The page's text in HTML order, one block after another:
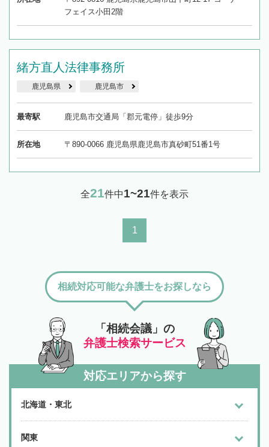
フェイス小田2階
緒方直人法律事務所
鹿児島県 鹿児島市
最寄駅 鹿児島市交通局「郡元電停」徒歩9分
所在地 〒890-0066 鹿児島県鹿児島市真砂町51番1号
全21 件中1~21件を表示
1
「相続会議」の
弁護士検索サービス
相続対応可能な弁護士をお探しなら
対応エリアから探す
北海道・東北
関東